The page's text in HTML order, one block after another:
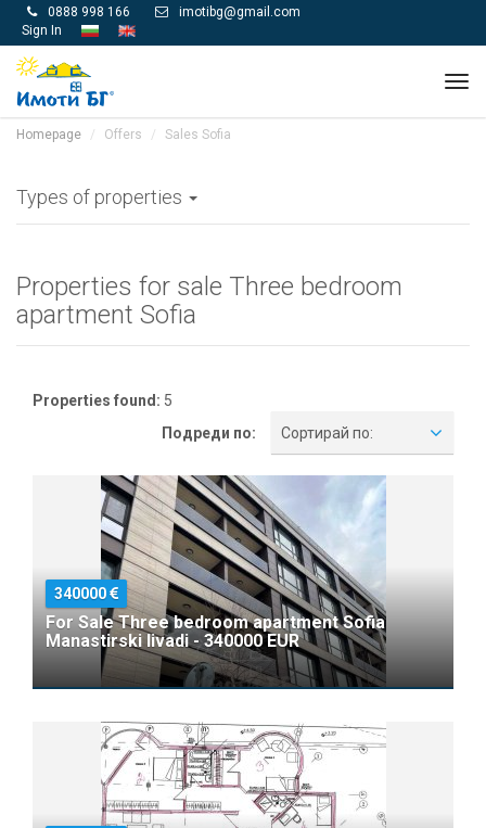
 0888 998 166 
imotibg@gmail.com
Sign In
Homepage Offers Sales Sofia
Types of properties
Properties for sale Three bedroom
apartment Sofia
Properties found: 5
Подреди по:
Сортирай по:
340000
For Sale Three bedroom apartment Sofia
Manastirski livadi - 340000 EUR